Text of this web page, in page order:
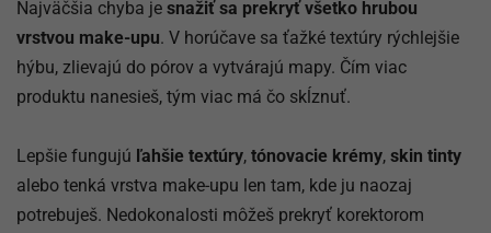
Najväčšia chyba je snažiť sa prekryť všetko hrubou
vrstvou make-upu. V horúčave sa ťažké textúry rýchlejšie
hýbu, zlievajú do pórov a vytvárajú mapy. Čím viac
produktu nanesieš, tým viac má čo skĺznuť.
Lepšie fungujú ľahšie textúry, tónovacie krémy, skin tinty
alebo tenká vrstva make-upu len tam, kde ju naozaj
potrebuješ. Nedokonalosti môžeš prekryť korektorom